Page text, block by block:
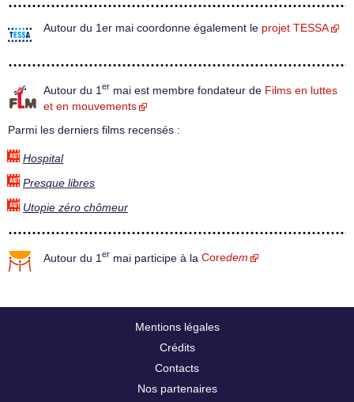
Autour du 1er mai coordonne également le projet TESSA
Autour du 1er mai est membre fondateur de Films en luttes
et en mouvements
Parmi les derniers films recensés :
Hospital
Presque libres
Utopie zéro chômeur
Autour du 1 er mai participe à la Coredem
Mentions légales
Crédits
Contacts
Nos partenaires